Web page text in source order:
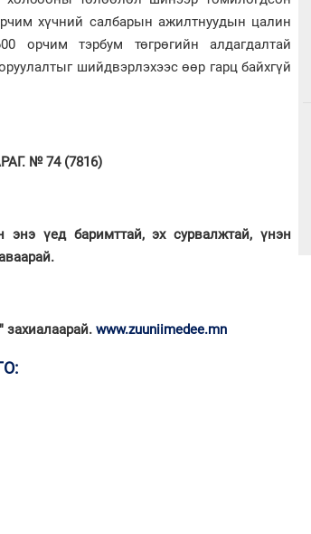
хүчний салбарын ажилтнуудын цалин
орчим тэрбум төгрөгийн алдагдалтай
шийдвэрлэхээс өөр гарц байхгүй
№ 74 (7816)
энэ үед баримттай, эх сурвалжтай, үнэн
захиалаарай. www.zuuniimedee.mn